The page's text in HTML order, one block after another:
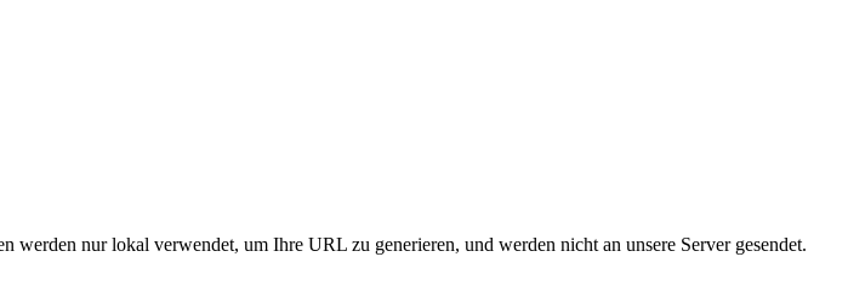
nur lokal verwendet, um Ihre URL zu generieren, und werden nicht an unsere Server gesendet.